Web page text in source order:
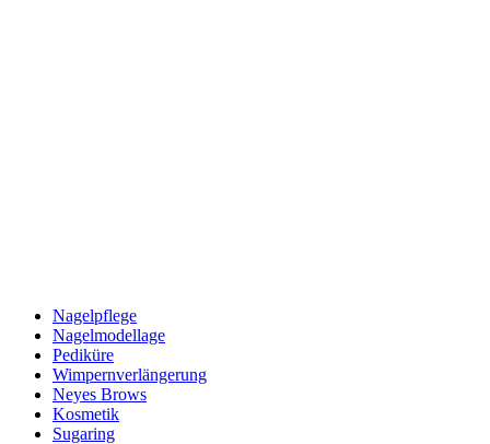
Nagelpflege
Nagelmodellage
Pediküre
Wimpernverlängerung
Neyes Brows
Kosmetik
Sugaring